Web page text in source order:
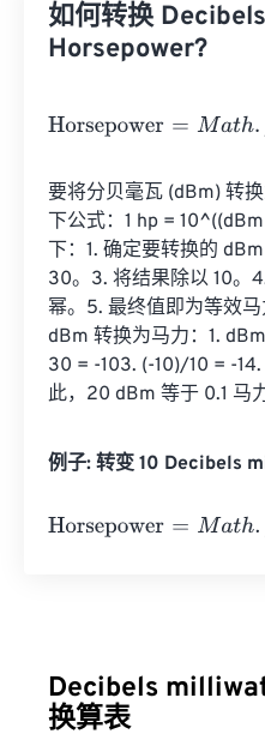
如何转换
Horsepower?
要将分贝毫瓦 (dBm) 转
下公式：1 hp =
下：1. 确定要转换的
30。3. 将结果除以 10。
幂。5. 最终值即为等效
dBm 转换为马力：1.
30 = -103. (-10)/10 = -
此，20 dBm 等于 0.1 马力
例子: 转变 10 Decibels
Decibels
换算表